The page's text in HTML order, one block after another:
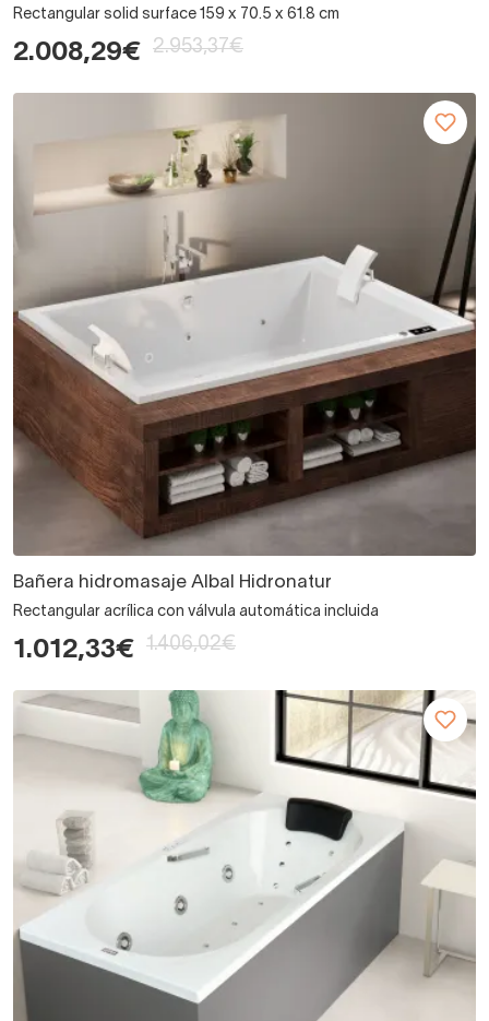
Rectangular solid surface 159 x 70.5 x 61.8 cm
2.008,29€ 2.953,37€
Bañera hidromasaje Albal Hidronatur
Rectangular acrílica con válvula automática incluida
1.012,33€ 1.406,02€